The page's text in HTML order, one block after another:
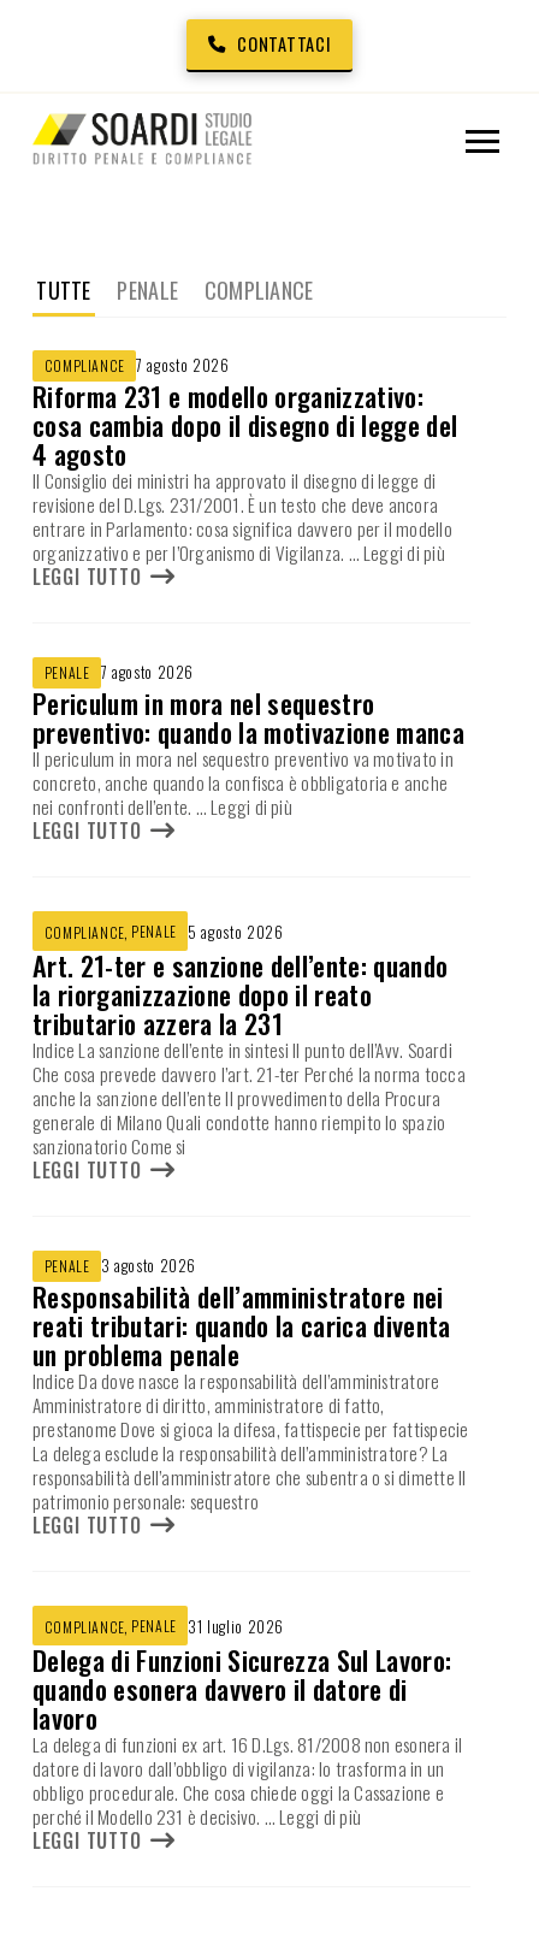
CONTATTACI
TUTTE PENALE COMPLIANCE
COMPLIANCE 7 agosto 2026
Riforma 231 e modello organizzativo:
cosa cambia dopo il disegno di legge del
4 agosto
Il Consiglio dei ministri ha approvato il disegno di legge di
revisione del D.Lgs. 231/2001. È un testo che deve ancora
entrare in Parlamento: cosa significa davvero per il modello
organizzativo e per l’Organismo di Vigilanza. … Leggi di più
LEGGI TUTTO
PENALE 7 agosto 2026
Periculum in mora nel sequestro
preventivo: quando la motivazione manca
Il periculum in mora nel sequestro preventivo va motivato in
concreto, anche quando la confisca è obbligatoria e anche
nei confronti dell’ente. … Leggi di più
LEGGI TUTTO
COMPLIANCE, PENALE 5 agosto 2026
Art. 21-ter e sanzione dell’ente: quando
la riorganizzazione dopo il reato
tributario azzera la 231
Indice La sanzione dell’ente in sintesi Il punto dell’Avv. Soardi
Che cosa prevede davvero l’art. 21-ter Perché la norma tocca
anche la sanzione dell’ente Il provvedimento della Procura
generale di Milano Quali condotte hanno riempito lo spazio
sanzionatorio Come si
LEGGI TUTTO
PENALE 3 agosto 2026
Responsabilità dell’amministratore nei
reati tributari: quando la carica diventa
un problema penale
Indice Da dove nasce la responsabilità dell’amministratore
Amministratore di diritto, amministratore di fatto,
prestanome Dove si gioca la difesa, fattispecie per fattispecie
La delega esclude la responsabilità dell’amministratore? La
responsabilità dell’amministratore che subentra o si dimette Il
patrimonio personale: sequestro
LEGGI TUTTO
COMPLIANCE, PENALE 31 luglio 2026
Delega di Funzioni Sicurezza Sul Lavoro:
quando esonera davvero il datore di
lavoro
La delega di funzioni ex art. 16 D.Lgs. 81/2008 non esonera il
datore di lavoro dall’obbligo di vigilanza: lo trasforma in un
obbligo procedurale. Che cosa chiede oggi la Cassazione e
perché il Modello 231 è decisivo. … Leggi di più
LEGGI TUTTO